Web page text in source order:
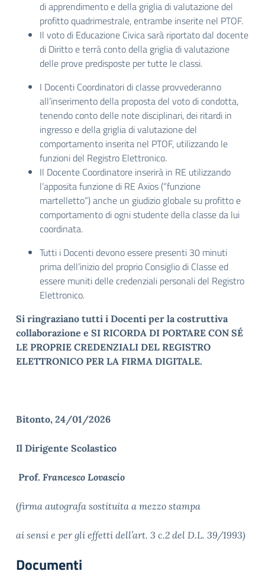
di apprendimento e della griglia di valutazione del
profitto quadrimestrale, entrambe inserite nel PTOF.
Il voto di Educazione Civica sarà riportato dal docente
di Diritto e terrà conto della griglia di valutazione
delle prove predisposte per tutte le classi.
I Docenti Coordinatori di classe provvederanno
all’inserimento della proposta del voto di condotta,
tenendo conto delle note disciplinari, dei ritardi in
ingresso e della griglia di valutazione del
comportamento inserita nel PTOF, utilizzando le
funzioni del Registro Elettronico.
Il Docente Coordinatore inserirà in RE utilizzando
l’apposita funzione di RE Axios (“funzione
martelletto”) anche un giudizio globale su profitto e
comportamento di ogni studente della classe da lui
coordinata.
Tutti i Docenti devono essere presenti 30 minuti
prima dell’inizio del proprio Consiglio di Classe ed
essere muniti delle credenziali personali del Registro
Elettronico.
Si ringraziano tutti i Docenti per la costruttiva
collaborazione e SI RICORDA DI PORTARE CON SÉ
LE PROPRIE CREDENZIALI DEL REGISTRO
ELETTRONICO PER LA FIRMA DIGITALE.
Bitonto, 24/01/2026
Il Dirigente Scolastico
Prof. Francesco Lovascio
(firma autografa sostituita a mezzo stampa
ai sensi e per gli effetti dell’art. 3 c.2 del D.L. 39/1993)
Documenti